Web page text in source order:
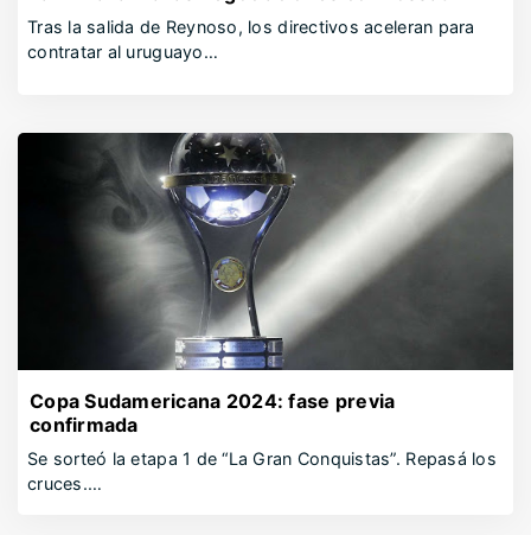
Tras la salida de Reynoso, los directivos aceleran para
contratar al uruguayo…
Copa Sudamericana 2024: fase previa
confirmada
Se sorteó la etapa 1 de “La Gran Conquistas”. Repasá los
cruces.…